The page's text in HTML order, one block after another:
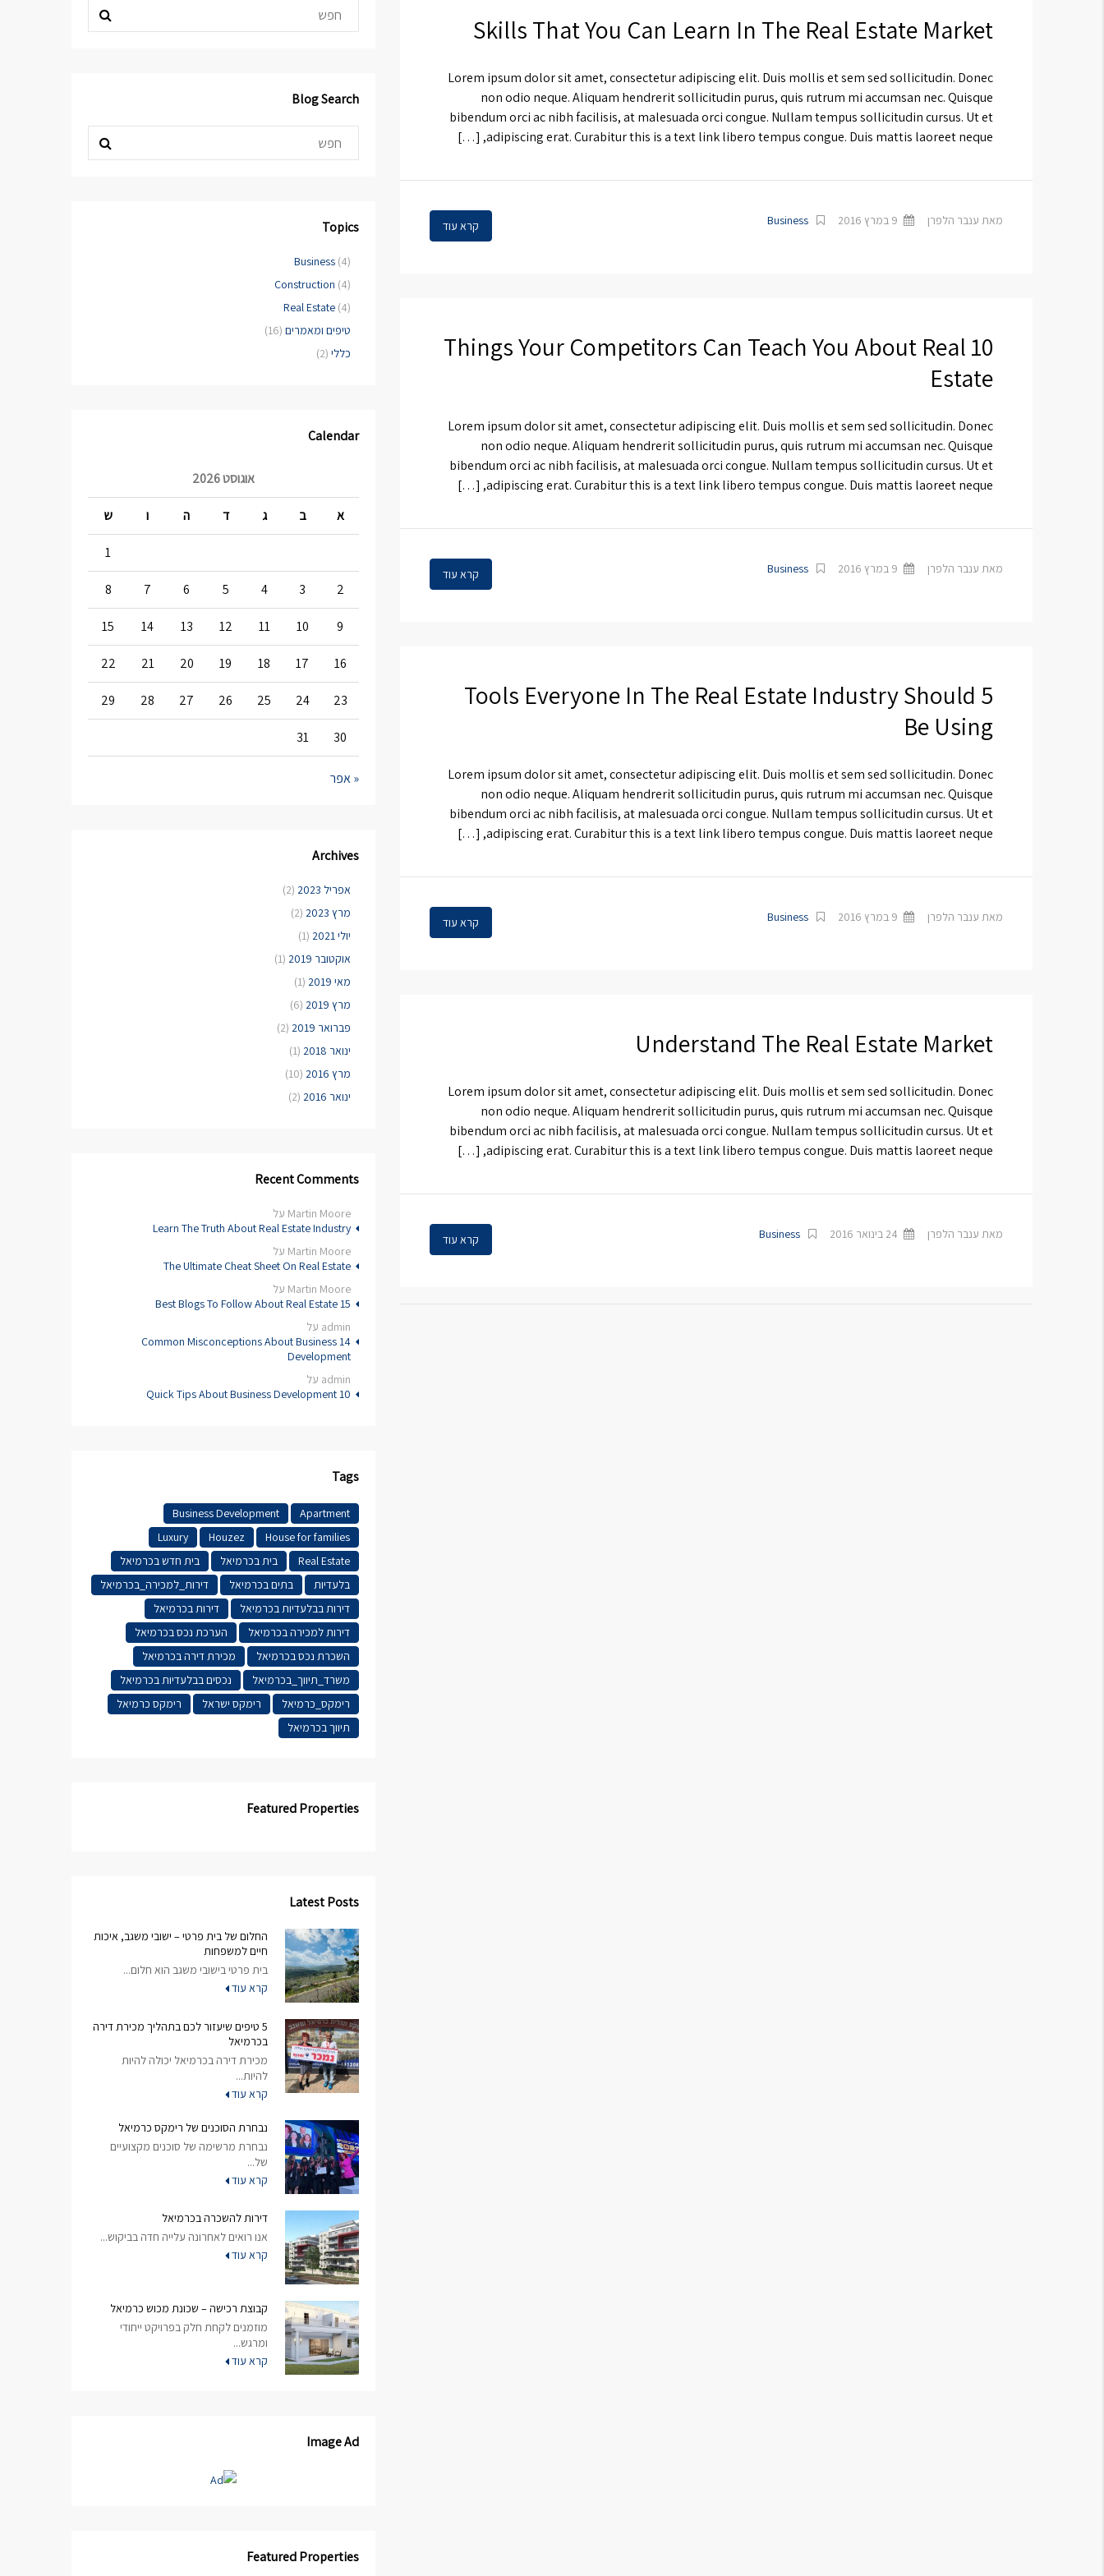
Skills That You Can Learn In The Real Estate Market
Lorem ipsum dolor sit amet, consectetur adipiscing elit. Duis mollis et sem sed sollicitudin. Donec
non odio neque. Aliquam hendrerit sollicitudin purus, quis rutrum mi accumsan nec. Quisque
bibendum orci ac nibh facilisis, at malesuada orci congue. Nullam tempus sollicitudin cursus. Ut et
adipiscing erat. Curabitur this is a text link libero tempus congue. Duis mattis laoreet neque, […]
מאת ענבר הלפרן Business קרא עוד
10 Things Your Competitors Can Teach You About Real
Estate
Lorem ipsum dolor sit amet, consectetur adipiscing elit. Duis mollis et sem sed sollicitudin. Donec
non odio neque. Aliquam hendrerit sollicitudin purus, quis rutrum mi accumsan nec. Quisque
bibendum orci ac nibh facilisis, at malesuada orci congue. Nullam tempus sollicitudin cursus. Ut et
adipiscing erat. Curabitur this is a text link libero tempus congue. Duis mattis laoreet neque, […]
מאת ענבר הלפרן Business קרא עוד
5 Tools Everyone In The Real Estate Industry Should
Be Using
Lorem ipsum dolor sit amet, consectetur adipiscing elit. Duis mollis et sem sed sollicitudin. Donec
non odio neque. Aliquam hendrerit sollicitudin purus, quis rutrum mi accumsan nec. Quisque
bibendum orci ac nibh facilisis, at malesuada orci congue. Nullam tempus sollicitudin cursus. Ut et
adipiscing erat. Curabitur this is a text link libero tempus congue. Duis mattis laoreet neque, […]
מאת ענבר הלפרן Business קרא עוד
Understand The Real Estate Market
Lorem ipsum dolor sit amet, consectetur adipiscing elit. Duis mollis et sem sed sollicitudin. Donec
non odio neque. Aliquam hendrerit sollicitudin purus, quis rutrum mi accumsan nec. Quisque
bibendum orci ac nibh facilisis, at malesuada orci congue. Nullam tempus sollicitudin cursus. Ut et
adipiscing erat. Curabitur this is a text link libero tempus congue. Duis mattis laoreet neque, […]
מאת ענבר הלפרן Business קרא עוד
Blog Search
Topics
Business (4)
Construction (4)
Real Estate (4)
טיפים ומאמרים (16)
כללי (2)
Calendar
אוגוסט 2026
א ב ג ד ה ו ש
1
2
3
4
5
6
7
8
9
10
11
12
13
14
15
16
17
18
19
20
21
22
23
24
25
26
27
28
29
30
31
« אפר
Archives
אפריל 2023
(2)
מרץ 2023
(2)
יולי 2021
(1)
אוקטובר 2019
(1)
מאי 2019
(1)
מרץ 2019
(6)
פברואר 2019
(2)
ינואר 2018
(1)
מרץ 2016
(10)
ינואר 2016
(2)
Recent Comments
Martin Moore על
Learn The Truth About Real Estate Industry
Martin Moore על
The Ultimate Cheat Sheet On Real Estate
Martin Moore על
15 Best Blogs To Follow About Real Estate
admin על
14 Common Misconceptions About Business
Development
admin על
10 Quick Tips About Business Development
Tags
Apartment
Business Development
House for families
Houzez
Luxury
Real Estate
בית בכרמיאל
בית חדש בכרמיאל
בלעדיות
בתים בכרמיאל
דירות_למכירה_בכרמיאל
דירות בבלעדיות בכרמיאל
דירות בכרמיאל
דירות למכירה בכרמיאל
הערכת נכס בכרמיאל
השכרת נכס בכרמיאל
מכירת דירה בכרמיאל
משרד_תיווך_בכרמיאל
נכסים בבלעדיות בכרמיאל
רימקס_כרמיאל
רימקס ישראל
רימקס כרמיאל
תיווך בכרמיאל
Featured Properties
Latest Posts
החלום של בית פרטי – ישובי משגב, איכות
חיים למשפחות
בית פרטי בישובי משגב הוא חלום...
קרא עוד
5 טיפים שיעזור לכם בתהליך מכירת דירה
בכרמיאל
מכירת דירה בכרמיאל יכולה להיות
להיות...
קרא עוד
נבחרת הסוכנים של רימקס כרמיאל
נבחרת מרשימה של סוכנים מקצועיים
של...
קרא עוד
דירות להשכרה בכרמיאל
אנו רואים לאחרונה עלייה חדה בביקוש...
קרא עוד
קבוצת רכישה – שכונת מכוש כרמיאל
מוזמנים לקחת חלק בפרויקט ייחודי
ומרגש...
קרא עוד
Image Ad
Featured Properties